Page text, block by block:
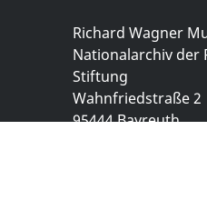
Richard Wagner
Nationalarchiv der
Stiftung
Wahnfriedstraße 2
95444 Bayreuth